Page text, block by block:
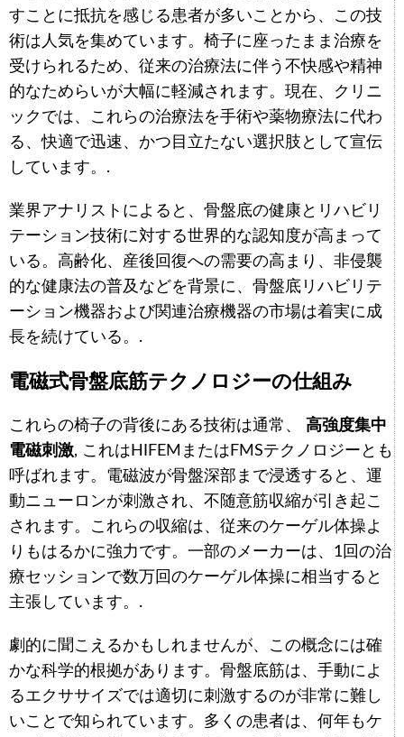
すことに抵抗を感じる患者が多いことから、この技
術は人気を集めています。椅子に座ったまま治療を
受けられるため、従来の治療法に伴う不快感や精神
的なためらいが大幅に軽減されます。現在、クリニ
ックでは、これらの治療法を手術や薬物療法に代わ
る、快適で迅速、かつ目立たない選択肢として宣伝
しています。.
業界アナリストによると、骨盤底の健康とリハビリ
テーション技術に対する世界的な認知度が高まって
いる。高齢化、産後回復への需要の高まり、非侵襲
的な健康法の普及などを背景に、骨盤底リハビリテ
ーション機器および関連治療機器の市場は着実に成
長を続けている。.
電磁式骨盤底筋テクノロジーの仕組み
これらの椅子の背後にある技術は通常、 高強度集中
電磁刺激, これはHIFEMまたはFMSテクノロジーとも
呼ばれます。電磁波が骨盤深部まで浸透すると、運
動ニューロンが刺激され、不随意筋収縮が引き起こ
されます。これらの収縮は、従来のケーゲル体操よ
りもはるかに強力です。一部のメーカーは、1回の治
療セッションで数万回のケーゲル体操に相当すると
主張しています。.
劇的に聞こえるかもしれませんが、この概念には確
かな科学的根拠があります。骨盤底筋は、手動によ
るエクササイズでは適切に刺激するのが非常に難し
いことで知られています。多くの患者は、何年もケ